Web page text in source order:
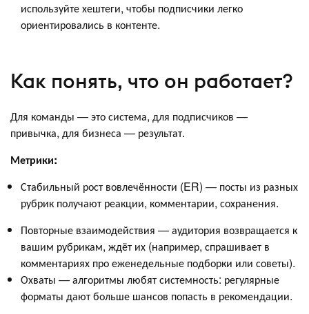
используйте хештеги, чтобы подписчики легко
ориентировались в контенте.
Как понять, что он работает?
Для команды — это система, для подписчиков —
привычка, для бизнеса — результат.
Метрики:
Стабильный рост вовлечённости (ER) — посты из разных
рубрик получают реакции, комментарии, сохранения.
Повторные взаимодействия — аудитория возвращается к
вашим рубрикам, ждёт их (например, спрашивает в
комментариях про еженедельные подборки или советы).
Охваты — алгоритмы любят системность: регулярные
форматы дают больше шансов попасть в рекомендации.